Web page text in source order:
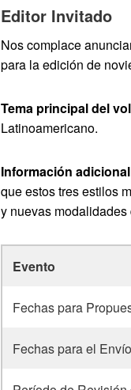
Editor Invitado
Nos complace
para la edición de
Tema principal del
Latinoamericano.
Información
que estos tres estilos
y nuevas
Evento
Fechas para
Fechas para el